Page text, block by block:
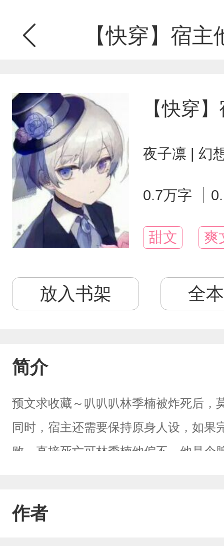
【快穿】宿
【快穿
夜子凛 | 幻
0.7万字
甜文 爽
放入书架 全
简介
预文求收藏～叭叭叭林季楠被炸死后，
同时，宿主还需要保持原身人设，如
败，直接死亡可林季楠他偏不，他是
那之后，被迫每天营业的林季楠，按
作者